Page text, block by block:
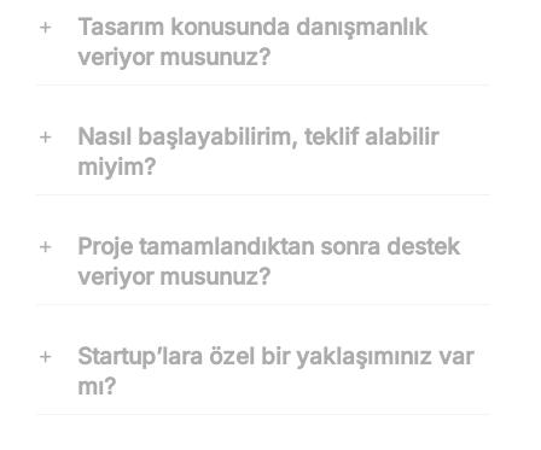
Tasarım konusunda danışmanlık
veriyor musunuz?
Nasıl başlayabilirim, teklif alabilir
miyim?
Proje tamamlandıktan sonra destek
veriyor musunuz?
Startup’lara özel bir yaklaşımınız var
mı?